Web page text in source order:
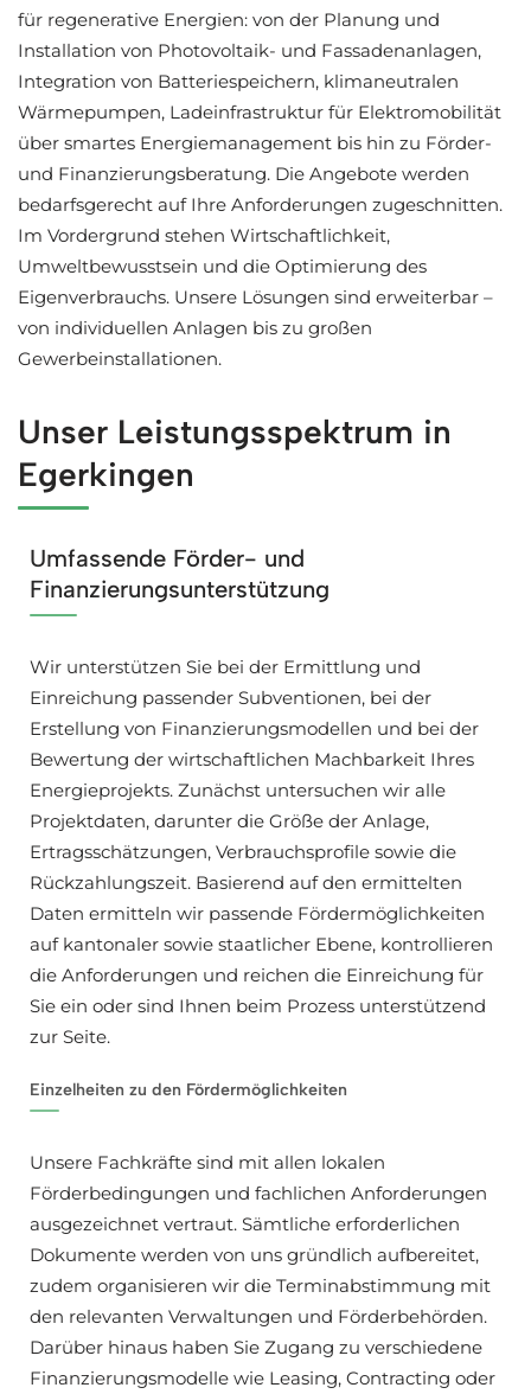
für regenerative Energien: von der Planung und
Installation von Photovoltaik- und Fassadenanlagen,
Integration von Batteriespeichern, klimaneutralen
Wärmepumpen, Ladeinfrastruktur für Elektromobilität
über smartes Energiemanagement bis hin zu Förder-
und Finanzierungsberatung. Die Angebote werden
bedarfsgerecht auf Ihre Anforderungen zugeschnitten.
Im Vordergrund stehen Wirtschaftlichkeit,
Umweltbewusstsein und die Optimierung des
Eigenverbrauchs. Unsere Lösungen sind erweiterbar –
von individuellen Anlagen bis zu großen
Gewerbeinstallationen.
Unser Leistungsspektrum in
Egerkingen
Umfassende Förder- und
Finanzierungsunterstützung
Wir unterstützen Sie bei der Ermittlung und
Einreichung passender Subventionen, bei der
Erstellung von Finanzierungsmodellen und bei der
Bewertung der wirtschaftlichen Machbarkeit Ihres
Energieprojekts. Zunächst untersuchen wir alle
Projektdaten, darunter die Größe der Anlage,
Ertragsschätzungen, Verbrauchsprofile sowie die
Rückzahlungszeit. Basierend auf den ermittelten
Daten ermitteln wir passende Fördermöglichkeiten
auf kantonaler sowie staatlicher Ebene, kontrollieren
die Anforderungen und reichen die Einreichung für
Sie ein oder sind Ihnen beim Prozess unterstützend
zur Seite.
Einzelheiten zu den Fördermöglichkeiten
Unsere Fachkräfte sind mit allen lokalen
Förderbedingungen und fachlichen Anforderungen
ausgezeichnet vertraut. Sämtliche erforderlichen
Dokumente werden von uns gründlich aufbereitet,
zudem organisieren wir die Terminabstimmung mit
den relevanten Verwaltungen und Förderbehörden.
Darüber hinaus haben Sie Zugang zu verschiedene
Finanzierungsmodelle wie Leasing, Contracting oder